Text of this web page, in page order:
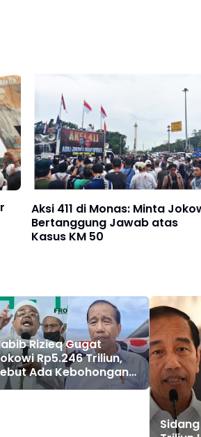
Aksi 411 di Monas: Minta
Bertanggung Jawab atas
Kasus KM 50
Rizieq Gugat
Rp5.246 Triliun,
Ada Kebohongan